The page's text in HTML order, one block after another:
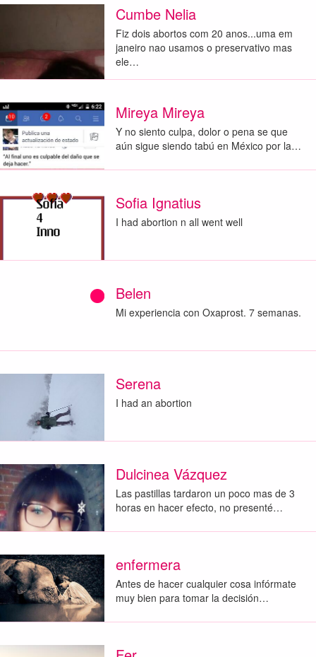
Cumbe Nelia
Fiz dois abortos com 20 anos...uma em
janeiro nao usamos o preservativo mas
ele…
Mireya Mireya
Y no siento culpa, dolor o pena se que
aún sigue siendo tabú en México por la…
Sofia Ignatius
I had abortion n all went well
Belen
Mi experiencia con Oxaprost. 7 semanas.
Serena
I had an abortion
Dulcinea Vázquez
Las pastillas tardaron un poco mas de 3
horas en hacer efecto, no presenté…
enfermera
Antes de hacer cualquier cosa infórmate
muy bien para tomar la decisión…